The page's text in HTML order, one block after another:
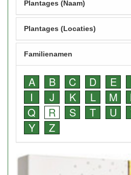
Plantages (Naam)
Plantages (Locaties)
Familienamen
A B C D E
I
J K L M
Q
R S T U
Y
Z